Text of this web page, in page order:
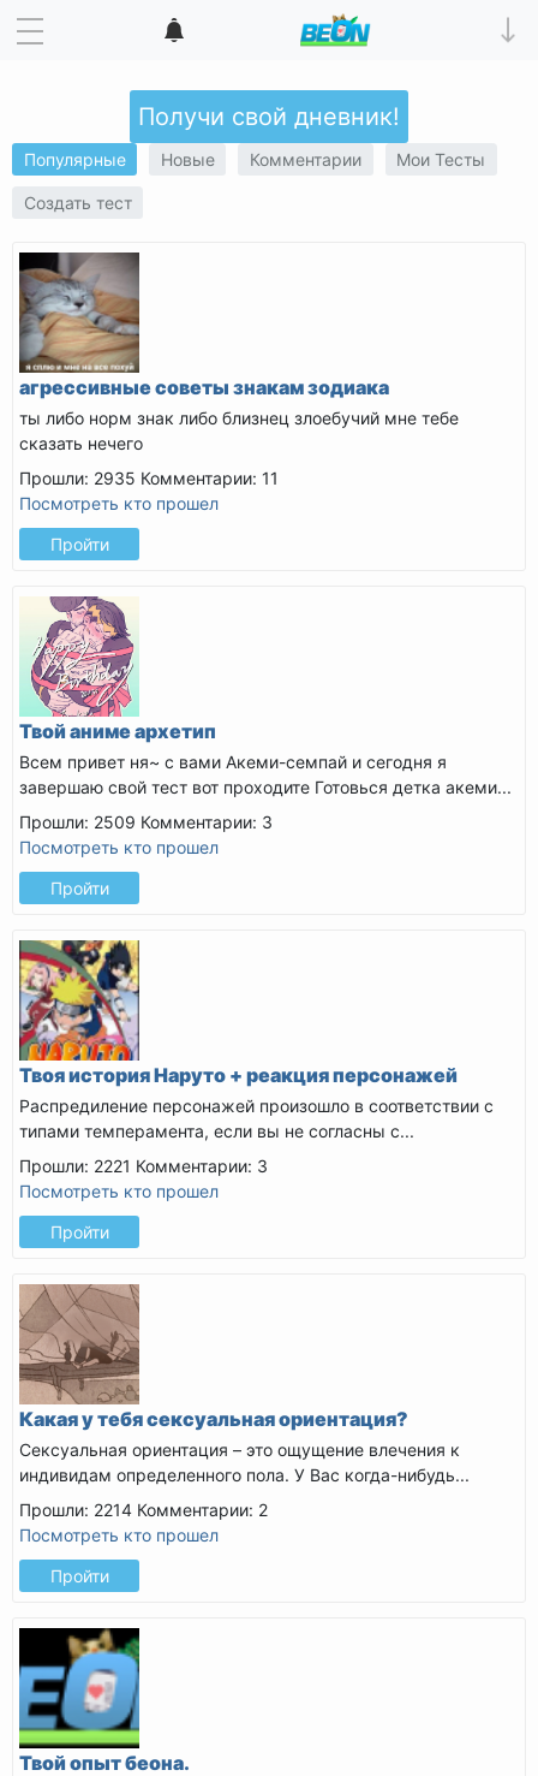
Получи свой дневник!
Популярные Новые Комментарии Мои Тесты
Создать тест
агрессивные советы знакам зодиака
ты либо норм знак либо близнец злоебучий мне тебе
сказать нечего
Прошли: 2935 Комментарии: 11
Посмотреть кто прошел
Пройти
Твой аниме архетип
Всем привет ня~ с вами Акеми-семпай и сегодня я
завершаю свой тест вот проходите Готовься детка акеми...
Прошли: 2509 Комментарии: 3
Посмотреть кто прошел
Пройти
Твоя история Наруто + реакция персонажей
Распредиление персонажей произошло в соответствии с
типами темперамента, если вы не согласны с...
Прошли: 2221 Комментарии: 3
Посмотреть кто прошел
Пройти
Какая у тебя сексуальная ориентация?
Сексуальная ориентация – это ощущение влечения к
индивидам определенного пола. У Вас когда-нибудь...
Прошли: 2214 Комментарии: 2
Посмотреть кто прошел
Пройти
Твой опыт беона.